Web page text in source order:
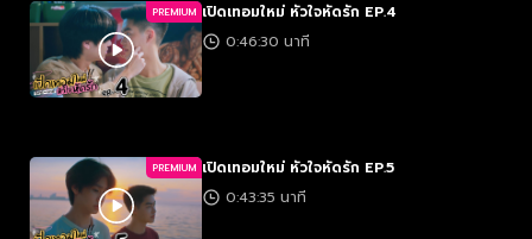
PREMIUM เปิดเทอมใหม่ หัวใจหัดรัก EP.4
0:46:30 นาที
PREMIUM เปิดเทอมใหม่ หัวใจหัดรัก EP.5
0:43:35 นาที